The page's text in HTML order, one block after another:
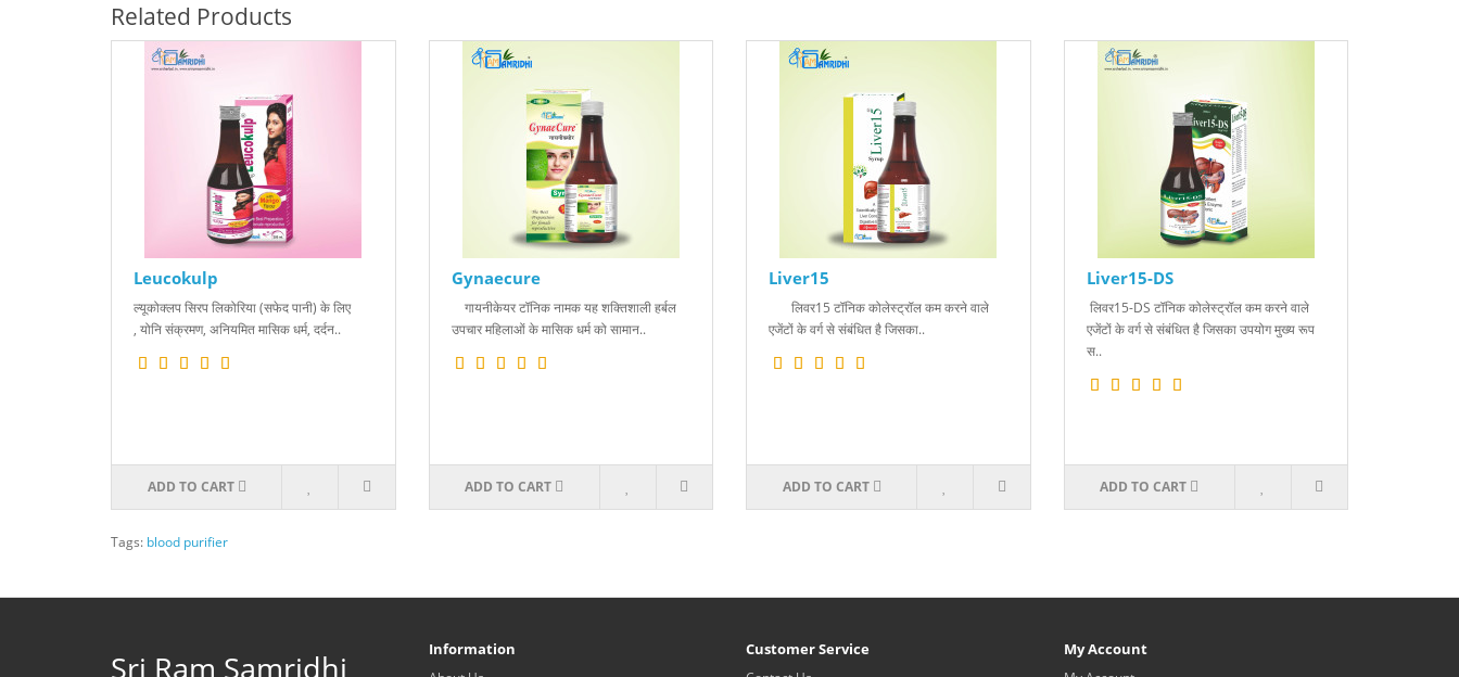
Related Products
Leucokulp
ल्यूकोक्लप सिरप लिकोरिया (सफेद पानी) के लिए
, योनि संक्रमण, अनियमित मासिक धर्म, दर्दन..
ADD TO CART
Gynaecure
गायनीकेयर टॉनिक नामक यह शक्तिशाली हर्बल
उपचार महिलाओं के मासिक धर्म को सामान..
ADD TO CART
Liver15
लिवर15 टॉनिक कोलेस्ट्रॉल कम करने वाले
एजेंटों के वर्ग से संबंधित है जिसका..
ADD TO CART
Liver15-DS
लिवर15-DS टॉनिक कोलेस्ट्रॉल कम करने वाले
एजेंटों के वर्ग से संबंधित है जिसका उपयोग मुख्य रूप
स..
ADD TO CART
Tags: blood purifier
Sri Ram Samridhi Information Customer Service My Account